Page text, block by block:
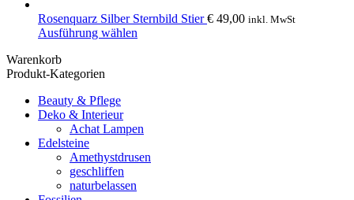
Rosenquarz Silber Sternbild Stier€ 49,00 inkl. MwSt
Ausführung wählen
Optionen
auf
Warenkorb
Produkt-Kategorien
Beauty & Pflege
Deko & Interieur
Achat Lampen
Edelsteine
Amethystdrusen
geschliffen
naturbelassen